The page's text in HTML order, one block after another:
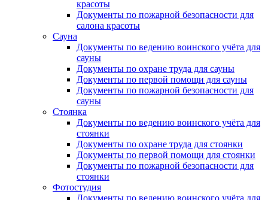
красоты
Документы по пожарной безопасности для
салона красоты
Сауна
Документы по ведению воинского учёта для
сауны
Документы по охране труда для сауны
Документы по первой помощи для сауны
Документы по пожарной безопасности для
сауны
Стоянка
Документы по ведению воинского учёта для
стоянки
Документы по охране труда для стоянки
Документы по первой помощи для стоянки
Документы по пожарной безопасности для
стоянки
Фотостудия
Документы по ведению воинского учёта для